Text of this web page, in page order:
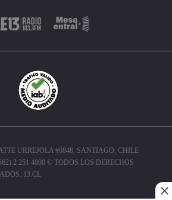
URREJOLA #0848, SANTIAGO, CHILE
2 251 4000 © TODOS LOS DERECHOS
13.CL